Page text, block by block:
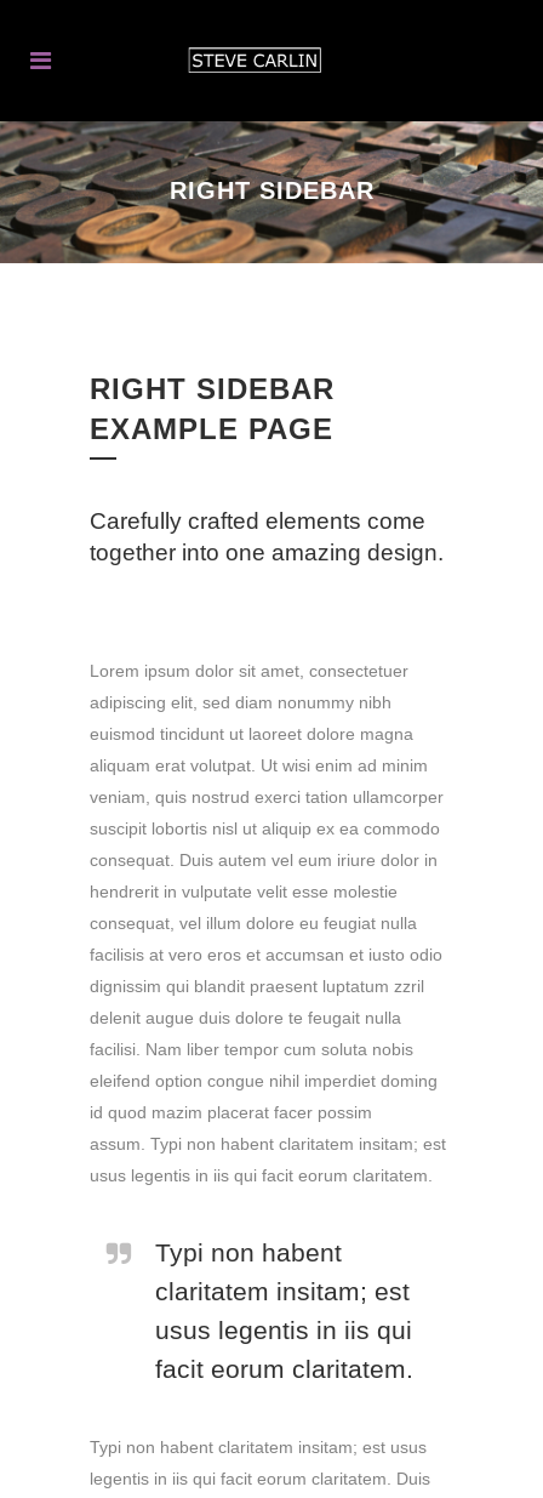
RIGHT SIDEBAR
RIGHT SIDEBAR
EXAMPLE PAGE
Carefully crafted elements come
together into one amazing design.
Lorem ipsum dolor sit amet, consectetuer
adipiscing elit, sed diam nonummy nibh
euismod tincidunt ut laoreet dolore magna
aliquam erat volutpat. Ut wisi enim ad minim
veniam, quis nostrud exerci tation ullamcorper
suscipit lobortis nisl ut aliquip ex ea commodo
consequat. Duis autem vel eum iriure dolor in
hendrerit in vulputate velit esse molestie
consequat, vel illum dolore eu feugiat nulla
facilisis at vero eros et accumsan et iusto odio
dignissim qui blandit praesent luptatum zzril
delenit augue duis dolore te feugait nulla
facilisi. Nam liber tempor cum soluta nobis
eleifend option congue nihil imperdiet doming
id quod mazim placerat facer possim
assum. Typi non habent claritatem insitam; est
usus legentis in iis qui facit eorum claritatem.
Typi non habent
claritatem insitam; est
usus legentis in iis qui
facit eorum claritatem.
Typi non habent claritatem insitam; est usus
legentis in iis qui facit eorum claritatem. Duis